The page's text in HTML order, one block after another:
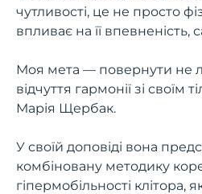
чутливості, це не просто
впливає на її впевненість,
Моя мета — повернути не
відчуття гармонії зі своїм
Марія Щербак.
У своїй доповіді вона
комбіновану методику
гіпермобільності клітора,